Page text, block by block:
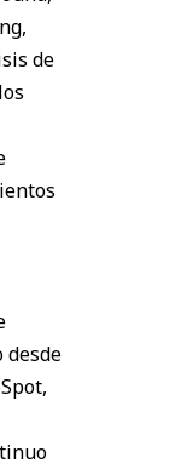
de
desde